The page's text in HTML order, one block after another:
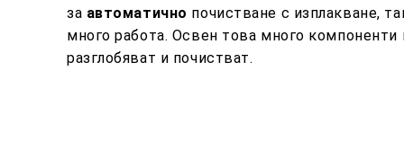
за автоматично почистване с изплакване,
много работа. Освен това много компоненти
разглобяват и почистват.